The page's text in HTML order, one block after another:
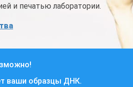
и печатью лаборатории.
ваши образцы ДНК.